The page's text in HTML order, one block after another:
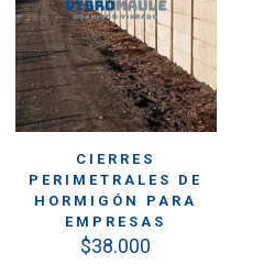
CIERRES
PERIMETRALES DE
HORMIGÓN PARA
EMPRESAS
$38.000